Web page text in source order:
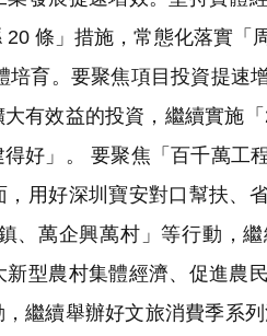
條」措施，常態化落實「
育。要聚焦項目投資提速
有效益的投資，繼續實施
好」。 要聚焦「百千萬工
用好深圳寶安對口幫扶、
、萬企興萬村」等行動，
型農村集體經濟、促進農
繼續舉辦好文旅消費季系